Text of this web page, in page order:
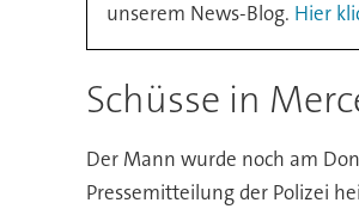
unserem News-Blog. Hier
Schüsse in
Der Mann wurde noch am
Pressemitteilung der Polizei